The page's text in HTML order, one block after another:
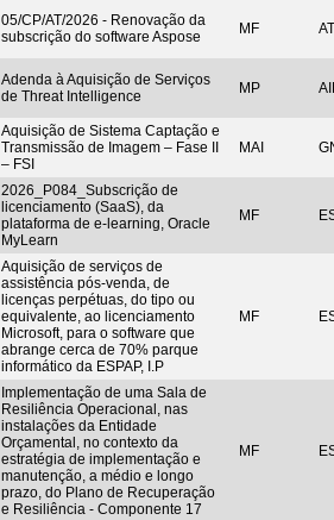
05/CP/AT/2026 - Renovação da
subscrição do software Aspose
MF AT
Adenda à Aquisição de Serviços
de Threat Intelligence
MP
Aquisição de Sistema Captação e
Transmissão de Imagem – Fase II
– FSI
MAI
2026_P084_Subscrição de
licenciamento (SaaS), da
plataforma de e-learning, Oracle
MyLearn
MF
Aquisição de serviços de
assistência pós-venda, de
licenças perpétuas, do tipo ou
equivalente, ao licenciamento
Microsoft, para o software que
abrange cerca de 70% parque
informático da ESPAP, I.P
MF
Implementação de uma Sala de
Resiliência Operacional, nas
instalações da Entidade
Orçamental, no contexto da
estratégia de implementação e
manutenção, a médio e longo
prazo, do Plano de Recuperação
e Resiliência - Componente 17
MF